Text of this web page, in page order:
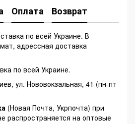
Оплата Возврат
по всей Украине. В
адрессная доставка
по всей Украине.
ул. Нововокзальная, 41 (пн-пт
(Новая Почта, Укрпочта) при
распространяется на оптовые